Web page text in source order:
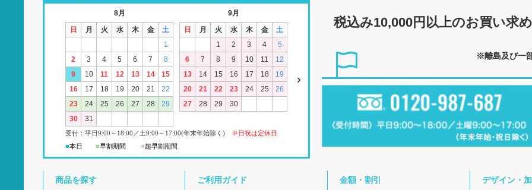
8月
日
月 火 水 木 金
土
1
2
3 4 5 6 7
8
9
10 11 12 13 14
15
16
17 18 19 20 21
22
23
24 25 26 27 28
29
30
31
9月
日
月 火 水 木 金
土
1
2 3 4
5
6
7 8 9 10 11
12
13
14 15 16 17 18
19
20
21 22 23 24 25
26
27
28 29 30
受付：平日9:00 ～18:00 ／ 土9:00 ～ 17:00(年末年始除く) ※日祝は定休日
■本日 ■早割期間 ■超早割期間
税込み10,000円以上のお買い求
※離島及び一
商品を探す ご利用ガイド 金額・割引 デザイン・